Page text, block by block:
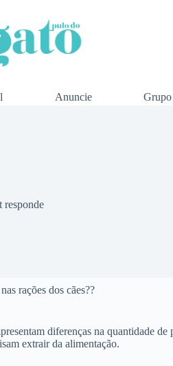
Anuncie
responde
rações dos cães??
diferenças na quantidade
extrair da alimentação.